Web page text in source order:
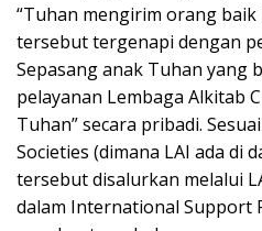
“Tuhan mengirim orang baik
tersebut tergenapi dengan
Sepasang anak Tuhan yang
pelayanan Lembaga Alkitab
Tuhan” secara pribadi.
Societies (dimana LAI ada di
tersebut disalurkan melalui
dalam International Support